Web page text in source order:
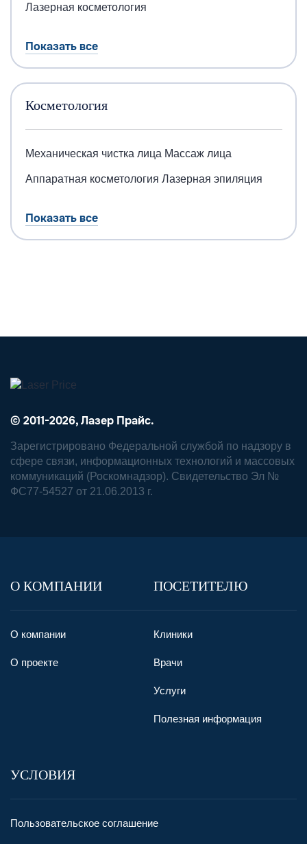
Лазерная косметология
Показать все
Косметология
Механическая чистка лица Массаж лица
Аппаратная косметология Лазерная эпиляция
Показать все
© 2011-2026, Лазер Прайс.
Зарегистрировано Федеральной службой по надзору в
сфере связи, информационных технологий и массовых
коммуникаций (Роскомнадзор). Свидетельство Эл №
ФС77-54527 от 21.06.2013 г.
О КОМПАНИИ
О компании
О проекте
ПОСЕТИТЕЛЮ
Клиники
Врачи
Услуги
Полезная информация
УСЛОВИЯ
Пользовательское соглашение